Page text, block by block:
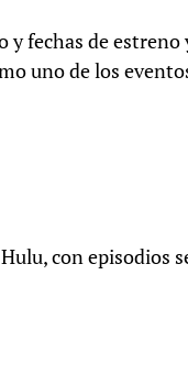
fechas de estreno
uno de los
con episodios